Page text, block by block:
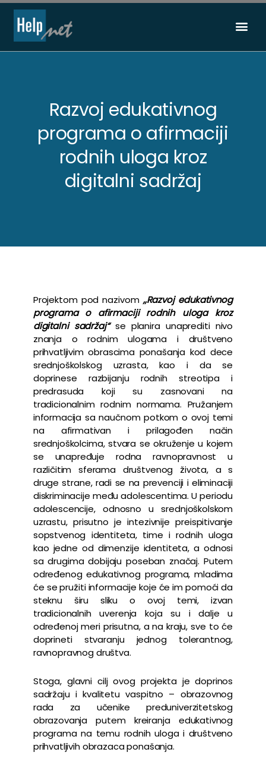
Pređi
sadržaj
Razvoj edukativnog
programa o afirmaciji
rodnih uloga kroz
digitalni sadržaj
Projektom pod nazivom „Razvoj edukativnog
programa o afirmaciji rodnih uloga kroz
digitalni sadržaj“se planira unaprediti nivo
znanja o rodnim ulogama i društveno
prihvatljivim obrascima ponašanja kod dece
srednjoškolskog uzrasta, kao i da se
doprinese razbijanju rodnih streotipa i
predrasuda koji su zasnovani na
tradicionalnim rodnim normama. Pružanjem
informacija sa naučnom potkom o ovoj temi
na afirmativan i prilagođen način
srednjoškolcima, stvara se okruženje u kojem
se unapređuje rodna ravnopravnost u
različitim sferama društvenog života, a s
druge strane, radi se na prevenciji i eliminaciji
diskriminacije među adolescentima. U periodu
adolescencije, odnosno u srednjoškolskom
uzrastu, prisutno je intezivnije preispitivanje
sopstvenog identiteta, time i rodnih uloga
kao jedne od dimenzije identiteta, a odnosi
sa drugima dobijaju poseban značaj. Putem
određenog edukativnog programa, mladima
će se pružiti informacije koje će im pomoći da
steknu širu sliku o ovoj temi, izvan
tradicionalnih uverenja koja su i dalje u
određenoj meri prisutna, a na kraju, sve to će
doprineti stvaranju jednog tolerantnog,
ravnopravnog društva.
Stoga, glavni cilj ovog projekta je doprinos
sadržaju i kvalitetu vaspitno – obrazovnog
rada za učenike preduniverzitetskog
obrazovanja putem kreiranja edukativnog
programa na temu rodnih uloga i društveno
prihvatljivih obrazaca ponašanja.